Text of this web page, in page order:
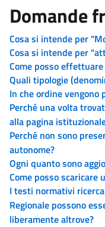
Domande
Cosa si intende per
Cosa si intende per
Come posso
Quali tipologie
In che ordine
Perché una volta
alla pagina
Perché non sono
autonome?
Ogni quanto sono
Come posso scaricare
I testi normativi
Regionale possono
liberamente altrove?